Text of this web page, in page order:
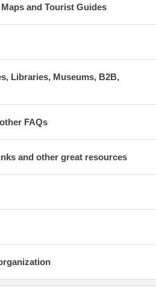
and Tourist Guides
Libraries, Museums, B2B,
FAQs
and other great resources